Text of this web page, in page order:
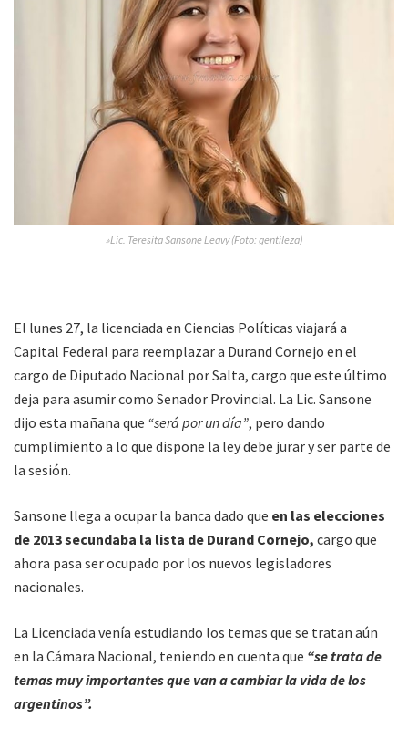
»Lic. Teresita Sansone Leavy (Foto: gentileza)
El lunes 27, la licenciada en Ciencias Políticas viajará a
Capital Federal para reemplazar a Durand Cornejo en el
cargo de Diputado Nacional por Salta, cargo que este último
deja para asumir como Senador Provincial. La Lic. Sansone
dijo esta mañana que “será por un día”, pero dando
cumplimiento a lo que dispone la ley debe jurar y ser parte de
la sesión.
Sansone llega a ocupar la banca dado que en las elecciones
de 2013 secundaba la lista de Durand Cornejo, cargo que
ahora pasa ser ocupado por los nuevos legisladores
nacionales.
La Licenciada venía estudiando los temas que se tratan aún
en la Cámara Nacional, teniendo en cuenta que “se trata de
temas muy importantes que van a cambiar la vida de los
argentinos”.